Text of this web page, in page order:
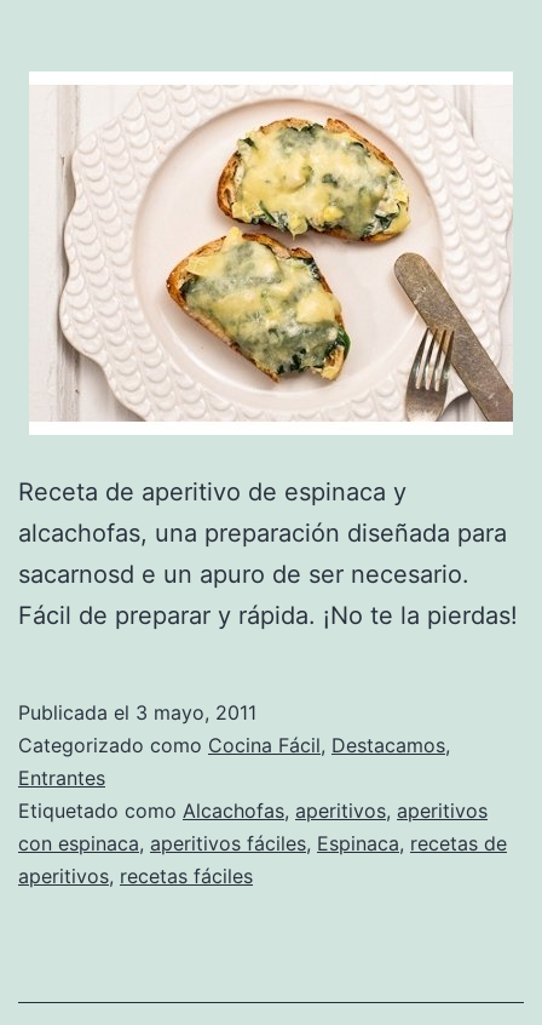
Receta de aperitivo de espinaca y
alcachofas, una preparación diseñada para
sacarnosd e un apuro de ser necesario.
Fácil de preparar y rápida. ¡No te la pierdas!
Publicada el 3 mayo, 2011
Categorizado como Cocina Fácil, Destacamos,
Entrantes
Etiquetado como Alcachofas, aperitivos, aperitivos
con espinaca, aperitivos fáciles, Espinaca, recetas de
aperitivos, recetas fáciles